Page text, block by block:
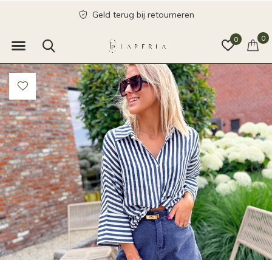
0 0
Geld terug bij retourneren